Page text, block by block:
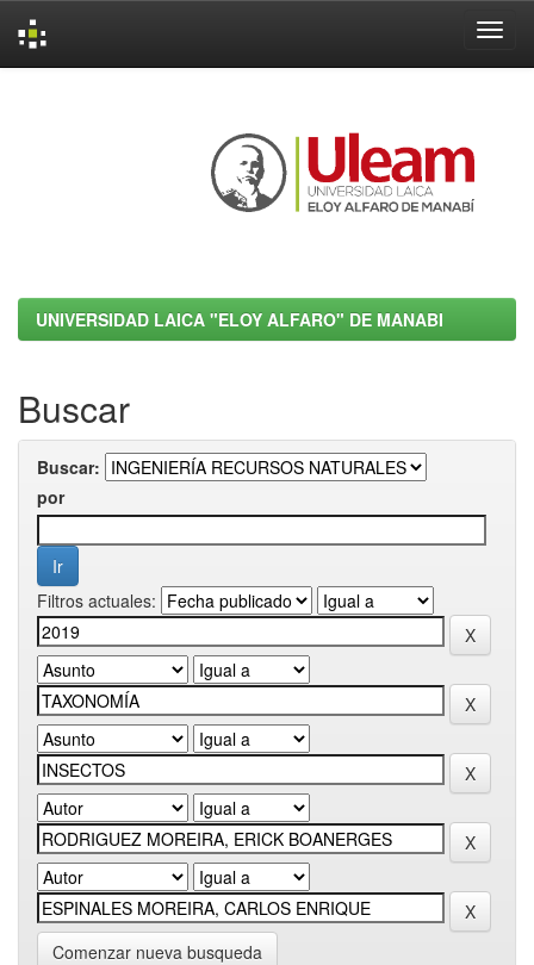
UNIVERSIDAD LAICA "ELOY ALFARO" DE MANABI
Buscar
Buscar:
por
Filtros actuales:
Comenzar nueva busqueda